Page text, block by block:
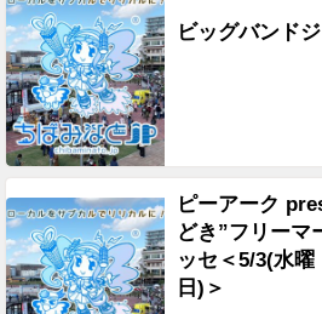
ビッグバンド
ピーアーク
どき”フリーマ
ッセ＜5/3(水
日)＞